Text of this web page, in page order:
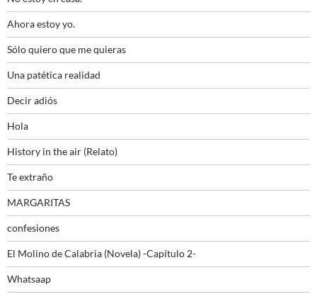
Ahora estoy yo.
Sólo quiero que me quieras
Una patética realidad
Decir adiós
Hola
History in the air (Relato)
Te extraño
MARGARITAS
confesiones
El Molino de Calabria (Novela) -Capítulo 2-
Whatsaap